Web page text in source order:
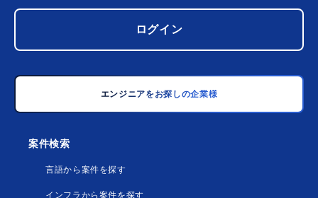
ログイン
エンジニアをお探しの企業様
案件検索
言語から案件を探す
インフラから案件を探す